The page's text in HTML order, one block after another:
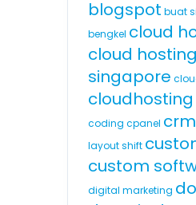
blogspot buat
bengkel cloud
cloud hosting
singapore
cloudhosting
coding cpanel crm
layout shift
custom
digital marketing